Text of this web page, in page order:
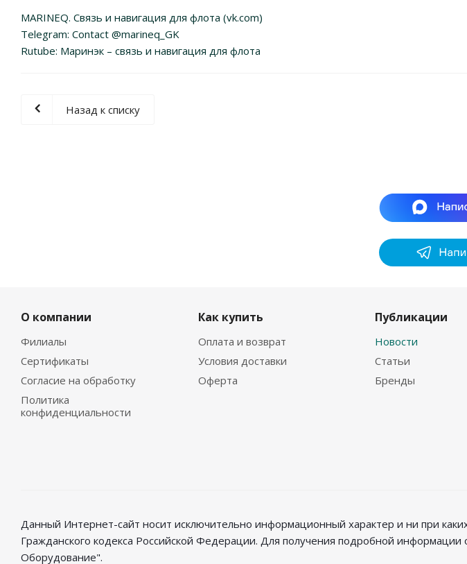
MARINEQ. Связь и навигация для флота (vk.com)
Telegram: Contact @marineq_GK
Rutube: Маринэк – связь и навигация для флота
Назад к списку
О компании
Филиалы
Сертификаты
Согласие на обработку
Политика
конфиденциальности
Как купить
Оплата и возврат
Условия доставки
Оферта
Публикации
Новости
Статьи
Бренды
Данный Интернет-сайт носит исключительно информационный характер и ни при
Гражданского кодекса Российской Федерации. Для получения подробной
Оборудование".